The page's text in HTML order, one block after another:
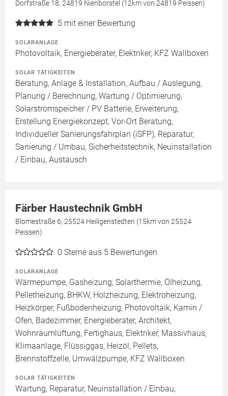
Dorfstraße 18, 24819 Nienborstel (12km von 24819 Peissen)
5 mit einer Bewertung
SOLARANLAGE
Photovoltaik, Energieberater, Elektriker, KFZ Wallboxen
SOLAR TÄTIGKEITEN
Beratung, Anlage & Installation, Aufbau / Auslegung,
Planung / Berechnung, Wartung / Optimierung,
Solarstromspeicher / PV Batterie, Erweiterung,
Erstellung Energiekonzept, Vor-Ort Beratung,
Individueller Sanierungsfahrplan (iSFP), Reparatur,
Sanierung / Umbau, Sicherheitstechnik, Neuinstallation
/ Einbau, Austausch
Färber Haustechnik GmbH
Blomestraße 6, 25524 Heiligenstedten (15km von 25524
Peissen)
0 Sterne aus 5 Bewertungen
SOLARANLAGE
Wärmepumpe, Gasheizung, Solarthermie, Ölheizung,
Pelletheizung, BHKW, Holzheizung, Elektroheizung,
Heizkörper, Fußbodenheizung, Photovoltaik, Kamin /
Ofen, Badezimmer, Energieberater, Architekt,
Wohnraumlüftung, Fertighaus, Elektriker, Massivhaus,
Klimaanlage, Flüssiggas, Heizöl, Pellets,
Brennstoffzelle, Umwälzpumpe, KFZ Wallboxen
SOLAR TÄTIGKEITEN
Wartung, Reparatur, Neuinstallation / Einbau,